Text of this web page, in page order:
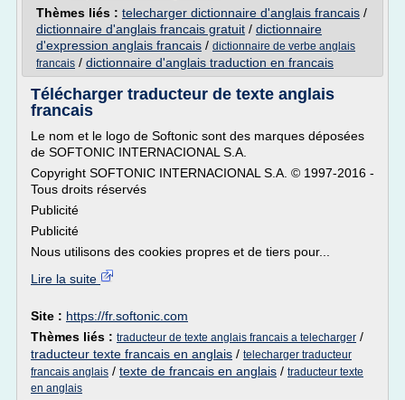
Thèmes liés : telecharger dictionnaire d'anglais francais /
dictionnaire d'anglais francais gratuit / dictionnaire
d'expression anglais francais / dictionnaire de verbe anglais
francais / dictionnaire d'anglais traduction en francais
Télécharger traducteur de texte anglais
francais
Le nom et le logo de Softonic sont des marques déposées
de SOFTONIC INTERNACIONAL S.A.
Copyright SOFTONIC INTERNACIONAL S.A. © 1997-2016 -
Tous droits réservés
Publicité
Publicité
Nous utilisons des cookies propres et de tiers pour...
Lire la suite
Site : https://fr.softonic.com
Thèmes liés : traducteur de texte anglais francais a telecharger /
traducteur texte francais en anglais / telecharger traducteur
francais anglais / texte de francais en anglais / traducteur texte
en anglais